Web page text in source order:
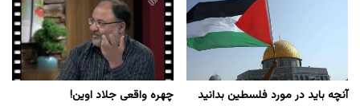
آنچه باید در مورد فلسطین بدانید چهره واقعی جلاد اوین!